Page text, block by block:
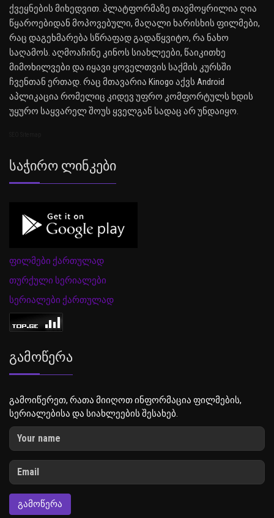
ქვეყნების მიხედვით. პლატფორმაზე თავმოყრილია ღია
წყაროებიდან მოპოვებული, მაღალი ხარისხის ფილმები,
რაც დაგეხმარება სწრაფად გადაწყვიტო, რა ნახო
საღამოს. აღმოაჩინე კინოს სიახლეები, წაიკითხე
მიმოხილვები და იყავი ყოველთვის საქმის კურსში
ჩვენთან ერთად. რაც მთავარია Kinogo აქვს Android
აპლიკაცია რომელიც კიდევ უფრო კომფორტულს ხდის
უყურო საყვარელ შოუს ყველგან სადაც არ უნდაიყო.
Საჭირო Ლინკები
ფილმები ქართულად
თურქული სერიალები
სერიალები ქართულად
Გამოწერა
გამოიწერეთ, რათა მიიღოთ ინფორმაცია ფილმების,
სერიალებისა და სიახლეების შესახებ.
ᲒᲐᲛᲝᲬᲔᲠᲐ